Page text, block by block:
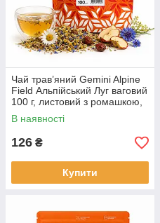
Чай трав’яний Gemini Alpine
Field Альпійський Луг ваговий
100 г, листовий з ромашкою,
м’ятою та шипшиною
В наявності
126 ₴
Купити